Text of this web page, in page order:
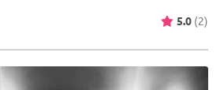
5.0 (2)